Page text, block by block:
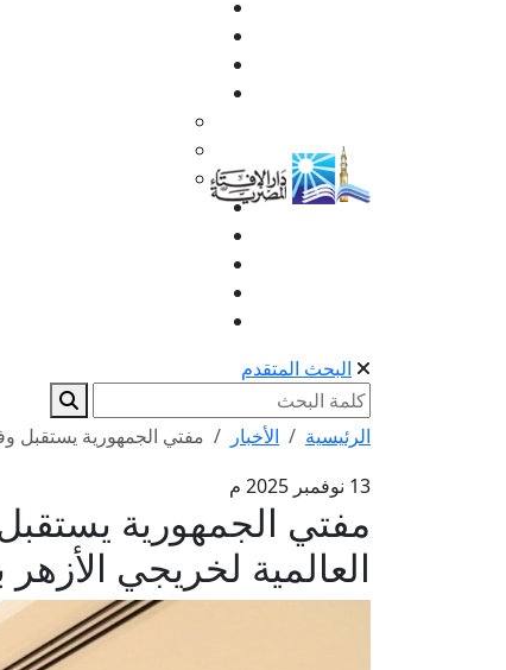
البحث المتقدم
الرئيسية الأخبار
مفتي الجمهورية يستقبل
13 نوفمبر 2025 م
مفتي الجمهورية
العالمية لخريجي الأزهر